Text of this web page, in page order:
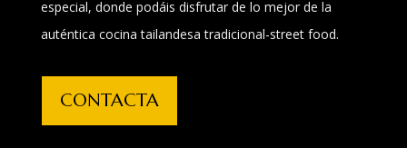
especial, donde podáis disfrutar de lo mejor de la
auténtica cocina tailandesa tradicional-street food.
CONTACTA